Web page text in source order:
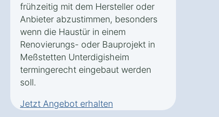
frühzeitig mit dem Hersteller oder
Anbieter abzustimmen, besonders
wenn die Haustür in einem
Renovierungs- oder Bauprojekt in
Meßstetten Unterdigisheim
termingerecht eingebaut werden
soll.
Jetzt Angebot erhalten